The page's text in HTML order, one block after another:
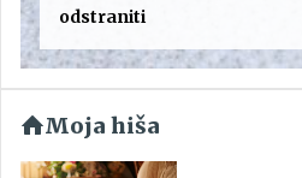
odstraniti
Moja hiša